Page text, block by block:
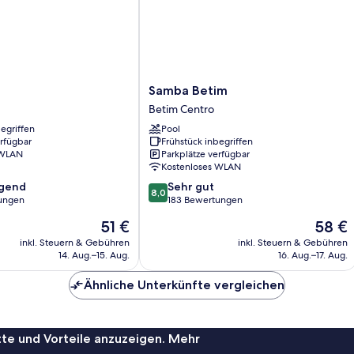
Der
Preis
beträgt
51 €
inkl. Steuern & Gebühren
14. Aug.–15. Aug.
Samba
Betim
Betim
Centro
Samba Betim
Betim Centro
Pool
Frühstück inbegriffen
Parkplätze verfügbar
Kostenloses WLAN
8.0
von
Bewertungen
8,0 Sehr gut
183 Bewertungen
Der
Preis
beträgt
58 €
inkl. Steuern & Gebühren
16. Aug.–17. Aug.
Ähnliche Unterkünfte vergleichen
und Vorteile anzuzeigen. Mehr